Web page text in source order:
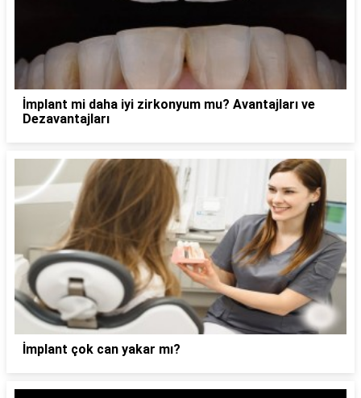
İmplant mi daha iyi zirkonyum mu? Avantajları ve
Dezavantajları
İmplant çok can yakar mı?